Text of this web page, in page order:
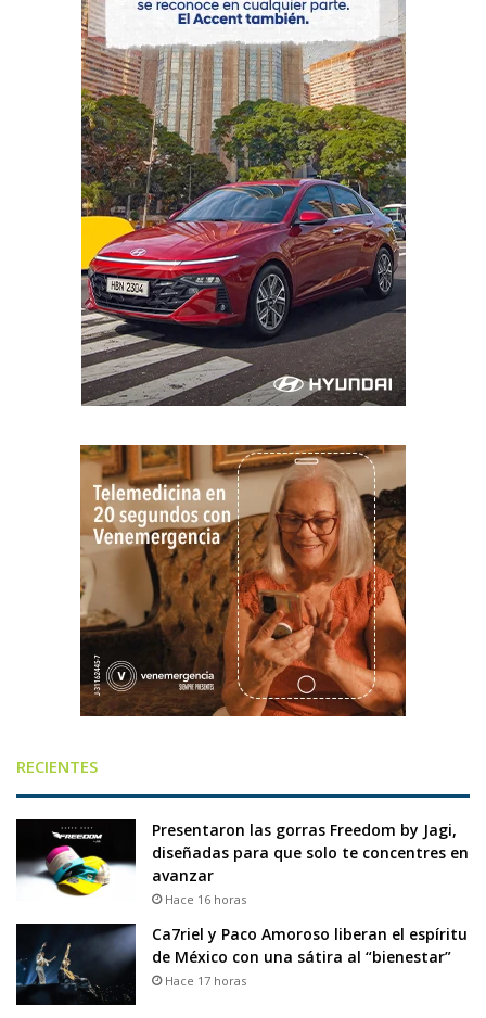
RECIENTES
Presentaron las gorras Freedom by Jagi,
diseñadas para que solo te concentres en
avanzar
Hace 16 horas
Ca7riel y Paco Amoroso liberan el espíritu
de México con una sátira al “bienestar”
Hace 17 horas